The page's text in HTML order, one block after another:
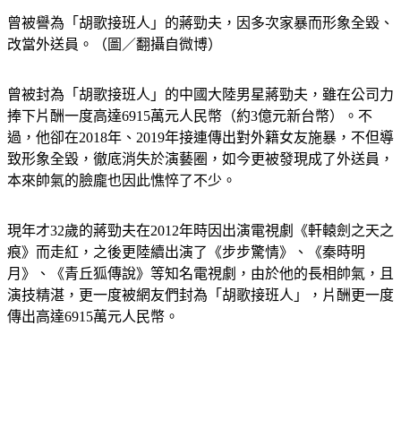
改當外送員。（圖／翻攝自微博）
捧下片酬一度高達6915萬元人民幣（約3億元新台幣）。不
過，他卻在2018年、2019年接連傳出對外籍女友施暴，不但導
致形象全毀，徹底消失於演藝圈，如今更被發現成了外送員，
本來帥氣的臉龐也因此憔悴了不少。
痕》而走紅，之後更陸續出演了《步步驚情》、《秦時明
月》、《青丘狐傳說》等知名電視劇，由於他的長相帥氣，且
演技精湛，更一度被網友們封為「胡歌接班人」，片酬更一度
傳出高達6915萬元人民幣。